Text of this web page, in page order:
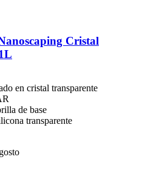
Cristal
en cristal transparente
de base
transparente